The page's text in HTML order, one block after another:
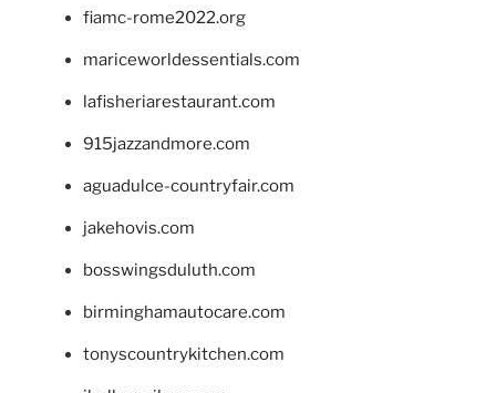
fiamc-rome2022.org
mariceworldessentials.com
lafisheriarestaurant.com
915jazzandmore.com
aguadulce-countryfair.com
jakehovis.com
bosswingsduluth.com
birminghamautocare.com
tonyscountrykitchen.com